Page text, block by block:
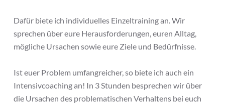
Dafür biete ich individuelles Einzeltraining an. Wir
sprechen über eure Herausforderungen, euren Alltag,
mögliche Ursachen sowie eure Ziele und Bedürfnisse.
Ist euer Problem umfangreicher, so biete ich auch ein
Intensivcoaching an! In 3 Stunden besprechen wir über
die Ursachen des problematischen Verhaltens bei euch